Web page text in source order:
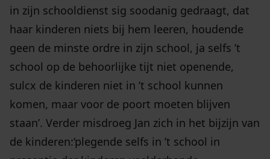
in zijn schooldienst sig soodanig gedraagt, dat
haar kinderen niets bij hem leeren, houdende
geen de minste ordre in zijn school, ja selfs ’t
school op de behoorlijke tijt niet openende,
sulcx de kinderen niet in ’t school kunnen
komen, maar voor de poort moeten blijven
staan’. Verder misdroeg Jan zich in het bijzijn van
de kinderen:‘plegende selfs in ’t school in